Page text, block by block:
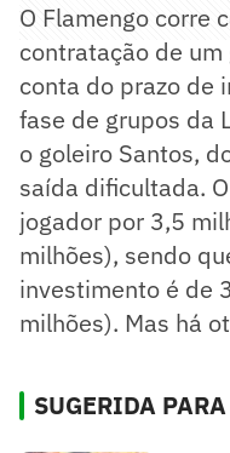
O Flamengo corre
contratação de
conta do prazo de
fase de grupos da
o goleiro Santos,
saída dificultada.
jogador por 3,5
milhões), sendo
investimento é de
milhões). Mas há
SUGERIDA